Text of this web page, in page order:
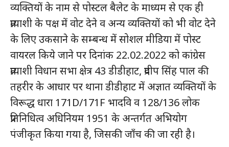
व्यक्तियों के नाम से पोस्टल बैलेट के माध्यम से एक ही
प्रत्याशी के पक्ष में वोट देने व अन्य व्यक्तियों को भी वोट देने
के लिए उकसाने के सम्बन्ध में सोशल मीडिया में पोस्ट
वायरल किये जाने पर दिनांक 22.02.2022 को कांग्रेस
प्रत्याशी विधान सभा क्षेत्र 43 डीडीहाट, प्रदीप सिंह पाल की
तहरीर के आधार पर थाना डीडीहाट में अज्ञात व्यक्तियों के
विरूद्ध धारा 171D/171F भादवि व 128/136 लोक
प्रतिनिधित्व अधिनियम 1951 के अन्तर्गत अभियोग
पंजीकृत किया गया है, जिसकी जाँच की जा रही है।